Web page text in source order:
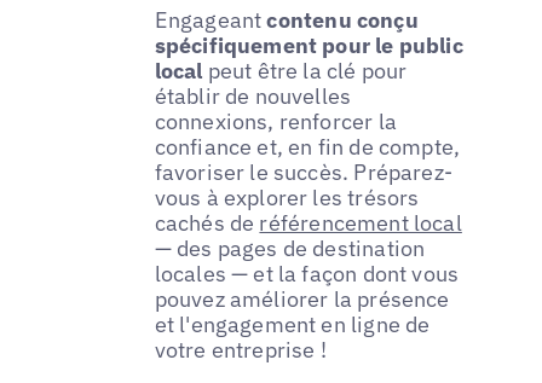
Engageantcontenu conçu
spécifiquement pour le public
local peut être la clé pour
établir de nouvelles
connexions, renforcer la
confiance et, en fin de compte,
favoriser le succès. Préparez-
vous à explorer les trésors
cachés de référencement local
— des pages de destination
locales — et la façon dont vous
pouvez améliorer la présence
et l'engagement en ligne de
votre entreprise !